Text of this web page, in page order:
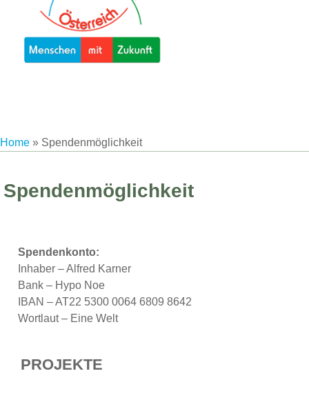
Home » Spendenmöglichkeit
Spendenmöglichkeit
Spendenkonto:
Inhaber – Alfred Karner
Bank – Hypo Noe
IBAN – AT22 5300 0064 6809 8642
Wortlaut – Eine Welt
PROJEKTE